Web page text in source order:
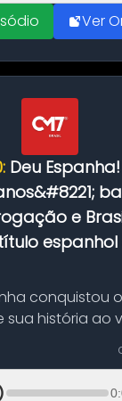
Ver
Deu Espanha!
e
espanhol
conquistou
sua história ao
0, neste
do Mundo de
gols durante o